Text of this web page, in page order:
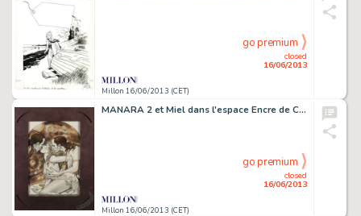
Millon 16/06/2013 (CET)
closed
16/06/2013
go premium
MANARA 2 et Miel dans l'espace Encre de Chine et pastel pour ce dessin
Millon 16/06/2013 (CET)
closed
16/06/2013
go premium